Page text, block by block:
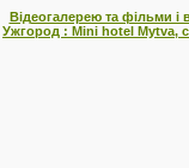
Відеогалерею та фільми і
Ужгород : Mini hotel Mytva,